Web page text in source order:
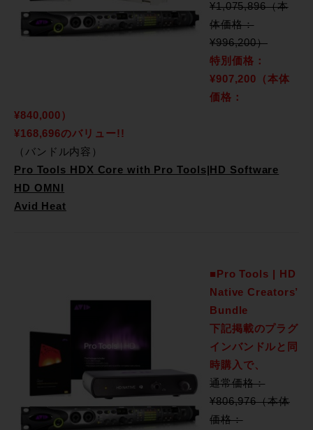
¥1,075,896（本
体価格：
¥996,200）
特別価格：
¥907,200（本体
価格：
¥840,000）
¥168,696のバリュー!!
（バンドル内容）
Pro Tools HDX Core with Pro Tools|HD Software
HD OMNI
Avid Heat
■Pro Tools | HD
Native Creators’
Bundle
下記掲載のプラグ
インバンドルと同
時購入で、
通常価格：
¥806,976（本体
価格：